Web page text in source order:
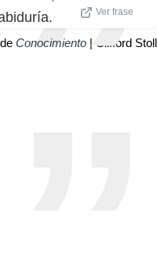
Ver frase
Conocimiento | Clifford Stoll